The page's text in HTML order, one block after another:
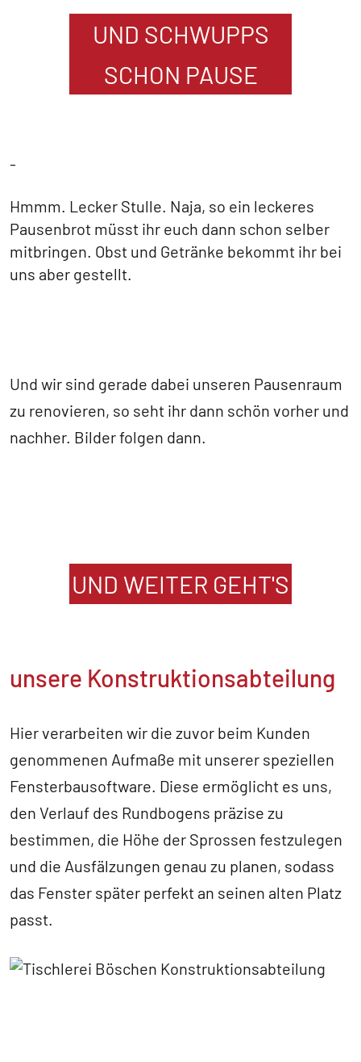
UND SCHWUPPS
SCHON PAUSE
-
Hmmm. Lecker Stulle. Naja, so ein leckeres
Pausenbrot müsst ihr euch dann schon selber
mitbringen. Obst und Getränke bekommt ihr bei
uns aber gestellt.
Und wir sind gerade dabei unseren Pausenraum
zu renovieren, so seht ihr dann schön vorher und
nachher. Bilder folgen dann.
UND WEITER GEHT'S
unsere Konstruktionsabteilung
Hier verarbeiten wir die zuvor beim Kunden
genommenen Aufmaße mit unserer speziellen
Fensterbausoftware. Diese ermöglicht es uns,
den Verlauf des Rundbogens präzise zu
bestimmen, die Höhe der Sprossen festzulegen
und die Ausfälzungen genau zu planen, sodass
das Fenster später perfekt an seinen alten Platz
passt.